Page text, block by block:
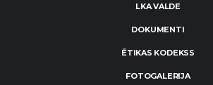
LKA VALDE
DOKUMENTI
ĒTIKAS KODEKSS
FOTOGALERIJA